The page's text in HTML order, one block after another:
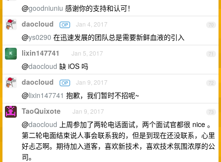
@goodniuniu 感谢你的支持和认可！
70
daocloud OP Jan 4, 2017
@ys0290 在迅速发展的团队总是需要新鲜血液的引入
71
lixin147741 Jan 5, 2017
@daocloud 缺 iOS 吗
72
daocloud OP Jan 9, 2017
@lixin147741 抱歉，我们暂时不招呢~
73
TaoQuixote Jan 9, 2017
@daocloud 上周参加了两轮电话面试，两个面试官都很 nice 。
第二轮电面结束说人事会联系我的，但是到现在还没联系，心里
好忐忑啊。期待加入道客，喜欢新技术，喜欢技术氛围浓厚的公
司。